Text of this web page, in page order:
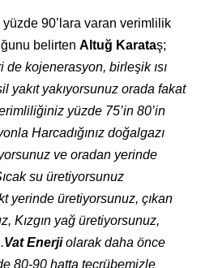
90’lara varan verimlilik
belirten Altuğ Karataş;
kojenerasyon, birleşik ısı
yakıt yakıyorsunuz orada fakat
yüzde 75’in 80’in
Harcadığınız doğalgazı
ve oradan yerinde
su üretiyorsunuz
yerinde üretiyorsunuz, çıkan
Kızgın yağ üretiyorsunuz,
Vat Enerjiolarak daha önce
80-90 hatta tecrübemizle